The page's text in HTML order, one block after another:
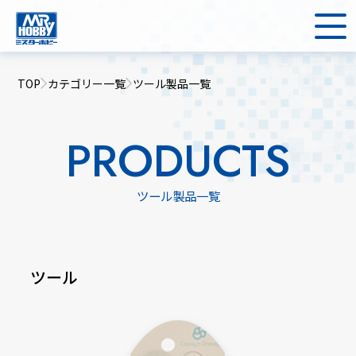
TOP カテゴリー一覧 ツール製品一覧
PRODUCTS
ツール製品一覧
ツール